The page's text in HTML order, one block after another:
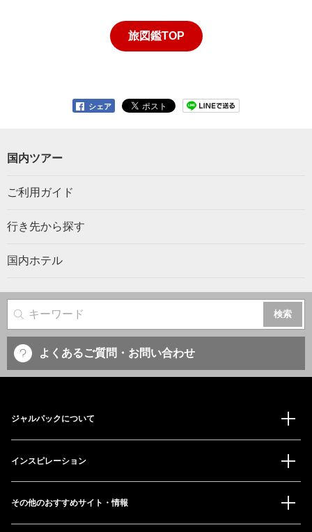
旅図鑑TOP
シェア
国内ツアー
ご利用ガイド
行き先から探す
国内ホテル
サイト内検索
よくあるご質問・お問い合わせ
ジャルパックについて
インスピレーション
その他のおすすめサイト・情報